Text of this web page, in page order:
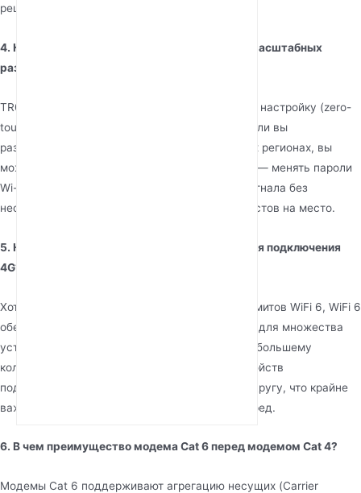
решением "офис в коробке".
4. Какую выгоду TR069 приносит при крупномасштабных
развертываниях?
TR069 (CWMP) обеспечивает автоматическую настройку (zero-
touch provisioning) и удаленное управление. Если вы
развертываете 500 маршрутизаторов в разных регионах, вы
можете управлять ими всеми с одного экрана — менять пароли
Wi-Fi, обновлять ПО или проверять уровень сигнала без
необходимости выезда технических специалистов на место.
5. Необходима ли функция WiFi 6 (AX3000) для подключения
4G?
Хотя скорости 4G в настоящее время ниже лимитов WiFi 6, WiFi 6
обеспечивает гораздо лучшую эффективность для множества
устройств. Он снижает задержку и позволяет большему
количеству смартфонов, ноутбуков и IoT-устройств
подключаться одновременно, не мешая друг другу, что крайне
важно для современных профессиональных сред.
6. В чем преимущество модема Cat 6 перед модемом Cat 4?
Модемы Cat 6 поддерживают агрегацию несущих (Carrier